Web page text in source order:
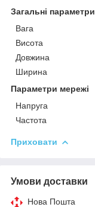
Загальні параметри
Вага
Висота
Довжина
Ширина
Параметри мережі
Напруга
Частота
Приховати
Умови доставки
Нова Пошта